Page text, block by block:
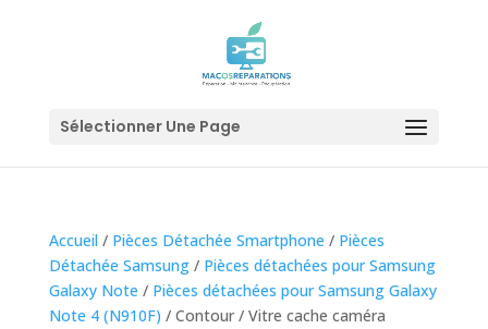
Sélectionner Une Page
Accueil / Pièces Détachée Smartphone / Pièces
Détachée Samsung/ Pièces détachées pour Samsung
Galaxy Note / Pièces détachées pour Samsung Galaxy
Note 4 (N910F) / Contour / Vitre cache caméra